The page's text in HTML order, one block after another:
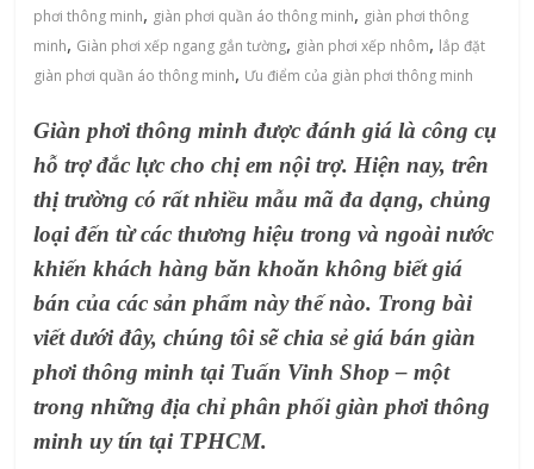
phơi thông minh, giàn phơi quần áo thông minh, ‌giàn‌ ‌phơi‌ ‌thông‌
‌minh, Giàn phơi xếp ngang gắn tường, giàn phơi xếp nhôm, lắp đặt
giàn phơi quần áo thông minh, Ưu điểm của giàn phơi thông minh
Giàn phơi thông minh được đánh giá là công cụ
hỗ trợ đắc lực cho chị em nội trợ. Hiện nay, trên
thị trường có rất nhiều mẫu mã đa dạng, chủng
loại đến từ các thương hiệu trong và ngoài nước
khiến khách hàng băn khoăn không biết giá
bán của các sản phẩm này thế nào. Trong bài
viết dưới đây, chúng tôi sẽ chia sẻ giá bán giàn
phơi thông minh tại Tuấn Vinh Shop – một
trong những địa chỉ phân phối giàn phơi thông
minh uy tín tại TPHCM.